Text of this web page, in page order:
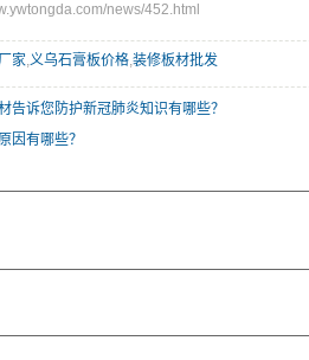
news/452.html
家,义乌石膏板价格,装修板材批发
告诉您防护新冠肺炎知识有哪些？
因有哪些？